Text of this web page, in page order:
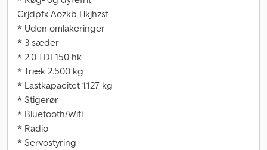
Crjdpfx Aozkb Hkjhzsf
* Uden omlakeringer
* 3 sæder
* 2.0 TDI 150 hk
* Træk 2.500 kg
* Lastkapacitet 1.127 kg
* Stigerør
* Bluetooth/Wifi
* Radio
* Servostyring